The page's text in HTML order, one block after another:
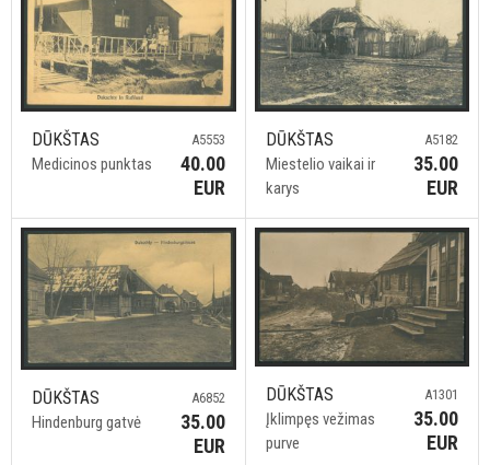
DŪKŠTAS
Medicinos punktas
A5553
40.00
EUR
DŪKŠTAS
Miestelio vaikai ir
karys
A5182
35.00
EUR
DŪKŠTAS
Hindenburg gatvė
A6852
35.00
EUR
DŪKŠTAS
Įklimpęs vežimas
purve
A1301
35.00
EUR